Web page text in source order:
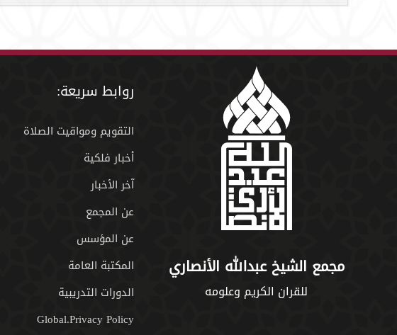
مجمع الشيخ عبدالله الأنصاري
للقران الكريم وعلومه
روابط سريعة:
التقويم ومواقيت الصلاة
أخبار فلكية
آخر الأخبار
عن المجمع
عن المؤسس
المكتبة العامة
الدورات التدريبية
Global.Privacy Policy